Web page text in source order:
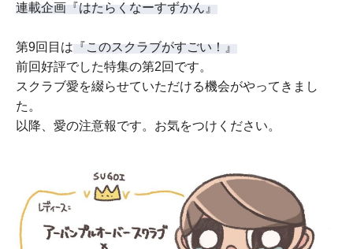
連載企画『はたらくなーすずかん』
第9回目は 『このスクラブがすごい！』
前回好評でした特集の第2回です。
スクラブ愛を綴らせていただける機会がやってきまし
た。
以降、愛の注意報です。お気をつけください。